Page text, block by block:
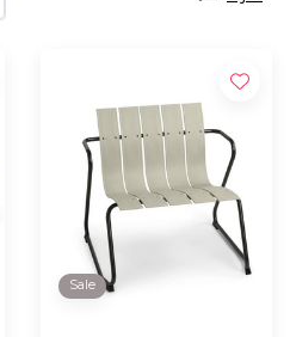
Sale